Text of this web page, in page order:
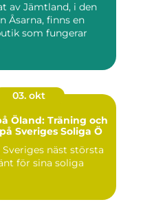
av Jämtland, i den
Åsarna, finns en
som fungerar
03. okt
Öland: Träning och
Sveriges Soliga Ö
Sveriges näst största
för sina soliga